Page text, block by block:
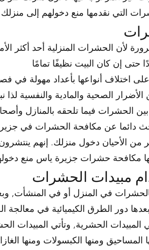
التي نقدمها منع دخولهم إلى منزلك
لأن الحشرات المنزلية أحد أكثر
اختلاف أنواعها بأعداد مهولة في
الحشرات فيما تلحقه بالمنازل
دائما عن مكافحة الحشرات في
من الأحيان دخول منزلك. إنهم
مبيدات الحشرات
في المنزل أو في المنشأت,
هي المبيدات الحشرية, وتأتي